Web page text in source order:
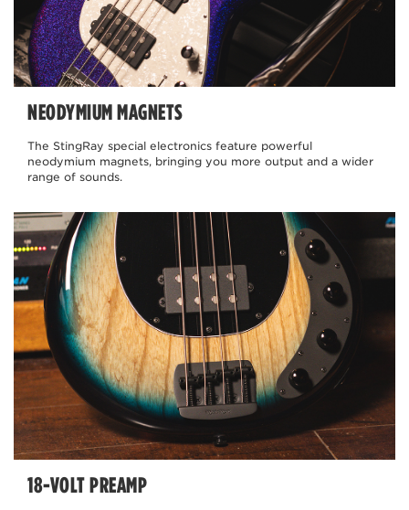
NEODYMIUM MAGNETS
The StingRay special electronics feature powerful
neodymium magnets, bringing you more output and a wider
range of sounds.
18-VOLT PREAMP